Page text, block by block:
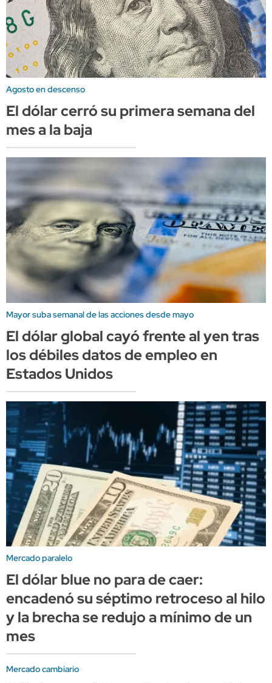
Agosto en descenso
El dólar cerró su primera semana del
mes a la baja
Mayor suba semanal de las acciones desde mayo
El dólar global cayó frente al yen tras
los débiles datos de empleo en
Estados Unidos
Mercado paralelo
El dólar blue no para de caer:
encadenó su séptimo retroceso al hilo
y la brecha se redujo a mínimo de un
mes
Mercado cambiario